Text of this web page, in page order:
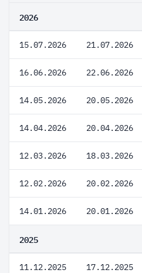
2026
15.07.2026 21.07.2026
16.06.2026 22.06.2026
14.05.2026 20.05.2026
14.04.2026 20.04.2026
12.03.2026 18.03.2026
12.02.2026 20.02.2026
14.01.2026 20.01.2026
2025
11.12.2025 17.12.2025